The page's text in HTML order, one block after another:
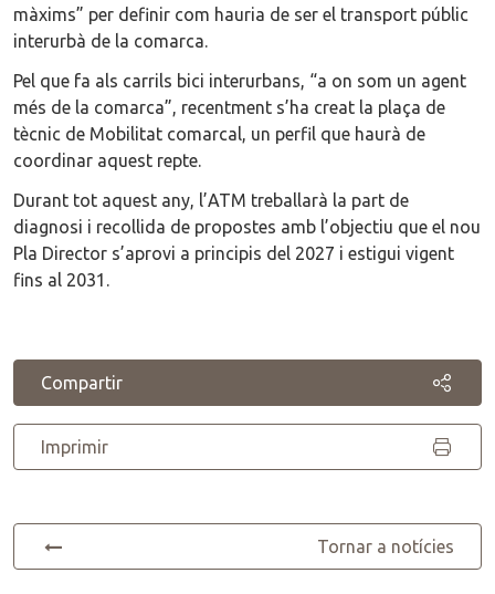
màxims” per definir com hauria de ser el transport públic
interurbà de la comarca.
Pel que fa als carrils bici interurbans, “a on som un agent
més de la comarca”, recentment s’ha creat la plaça de
tècnic de Mobilitat comarcal, un perfil que haurà de
coordinar aquest repte.
Durant tot aquest any, l’ATM treballarà la part de
diagnosi i recollida de propostes amb l’objectiu que el nou
Pla Director s’aprovi a principis del 2027 i estigui vigent
fins al 2031.
Compartir
Imprimir
Tornar a notícies